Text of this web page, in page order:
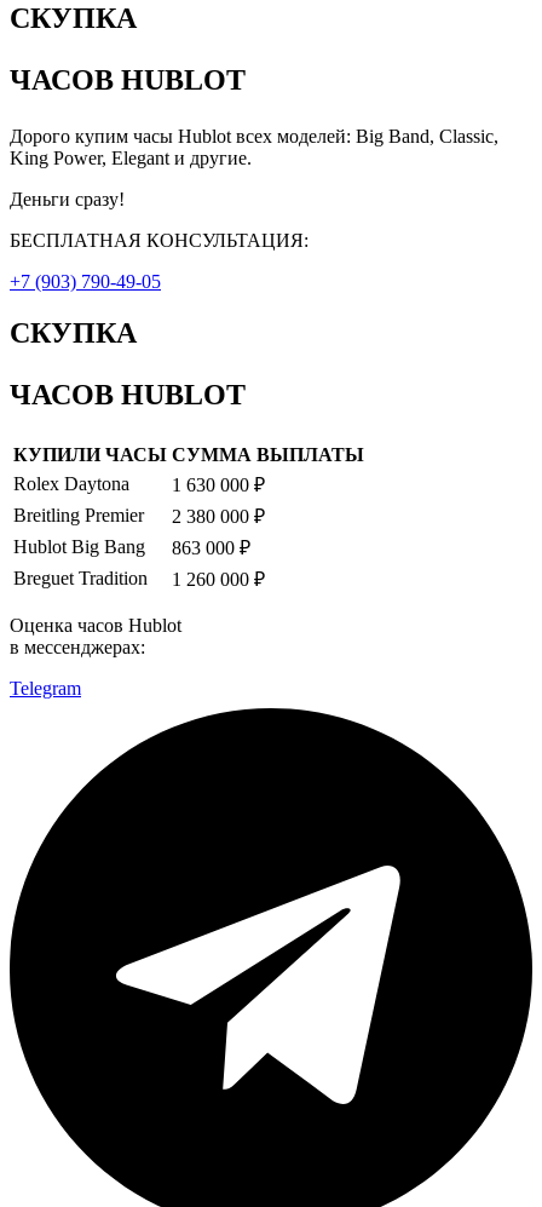
СКУПКА
ЧАСОВ HUBLOT
Дорого купим часы Hublot всех моделей: Big Band, Classic,
King Power, Elegant и другие.
Деньги сразу!
БЕСПЛАТНАЯ КОНСУЛЬТАЦИЯ:
+7 (903) 790-49-05
СКУПКА
ЧАСОВ HUBLOT
КУПИЛИ ЧАСЫ СУММА ВЫПЛАТЫ
Rolex Daytona
1 630 000 ₽
Breitling Premier
2 380 000 ₽
Hublot Big Bang
863 000 ₽
Breguet Tradition
1 260 000 ₽
Оценка часов Hublot
в мессенджерах:
Telegram